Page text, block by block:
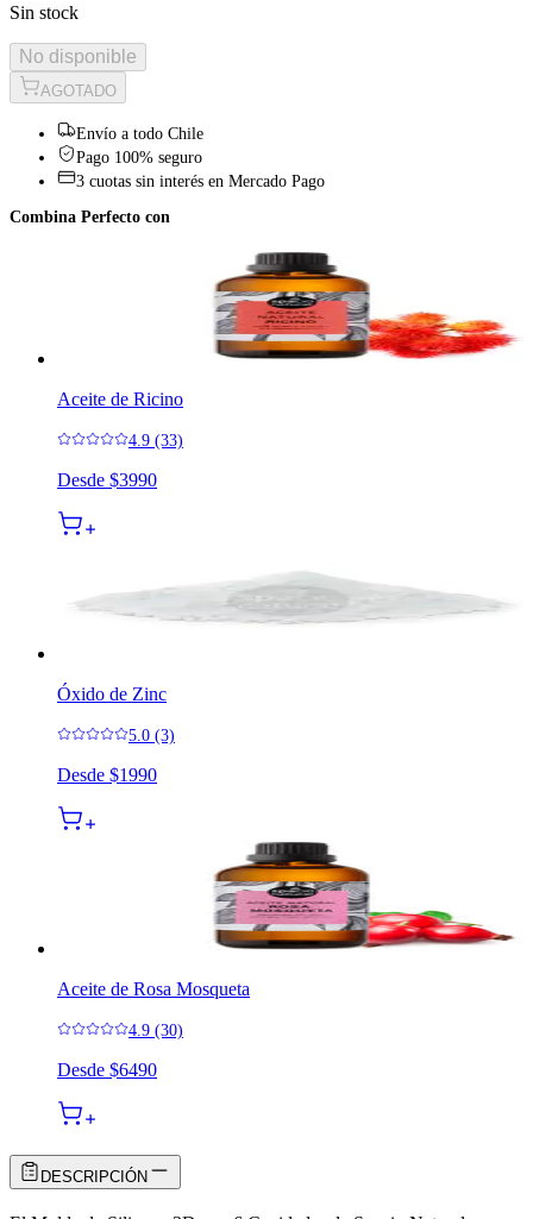
Sin stock
No disponible
AGOTADO
Envío a todo Chile
Pago 100% seguro
3 cuotas sin interés en Mercado Pago
Combina Perfecto con
Aceite de Ricino
4.9 (33)
Desde $3990
Óxido de Zinc
5.0 (3)
Desde $1990
Aceite de Rosa Mosqueta
4.9 (30)
Desde $6490
DESCRIPCIÓN